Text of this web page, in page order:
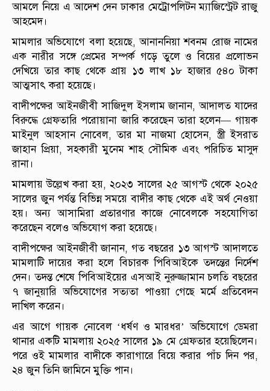
আমলে নিয়ে এ আদেশ দেন ঢাকার মেট্রোপলিটন ম্যাজিস্ট্রেট রাজু
আহমেদ।
মামলার অভিযোগে বলা হয়েছে, আনাননিয়া শবনম রোজ নামের
এক নারীর সঙ্গে প্রেমের সম্পর্ক গড়ে তুলে ও বিয়ের প্রলোভন
দেখিয়ে তার কাছ থেকে প্রায় ১৩ লাখ ১৮ হাজার ৫৪০ টাকা
আত্মসাৎ করা হয়েছে।
বাদীপক্ষের আইনজীবী সাজিদুল ইসলাম জানান, আদালত যাদের
বিরুদ্ধে গ্রেফতারি পরোয়ানা জারি করেছেন তারা হলেন— গায়ক
মাইনুল আহসান নোবেল, তার মা নাজমা হোসেন, স্ত্রী ইসরাত
জাহান প্রিয়া, সহকারী মুনেম শাহ সৌমিক এবং পরিচিত মাসুদ
রানা।
মামলায় উল্লেখ করা হয়, ২০২৩ সালের ২৫ আগস্ট থেকে ২০২৫
সালের জুন পর্যন্ত বিভিন্ন সময়ে বাদীর কাছ থেকে এই অর্থ নেওয়া
হয়। অন্য আসামিরা প্রতারণার কাজে নোবেলকে সহযোগিতা
করেছেন বলেও অভিযোগ করা হয়েছে।
বাদীপক্ষের আইনজীবী জানান, গত বছরের ১৩ আগস্ট আদালতে
মামলাটি দায়ের করা হলে বিচারক পিবিআইকে তদন্তের নির্দেশ
দেন। তদন্ত শেষে পিবিআইয়ের এসআই নুরুজ্জামান চলতি বছরের
৭ জানুয়ারি অভিযোগের সত্যতা পাওয়া গেছে মর্মে প্রতিবেদন
দাখিল করেন।
এর আগে গায়ক নোবেল ‘ধর্ষণ ও মারধর’ অভিযোগে ডেমরা
থানার একটি মামলায় ২০২৫ সালের ১৯ মে গ্রেফতার হয়েছিলেন।
পরে ওই মামলার বাদীকে কারাগারে বিয়ে করার পাঁচ দিন পর,
২৪ জুন তিনি জামিনে মুক্তি পান।